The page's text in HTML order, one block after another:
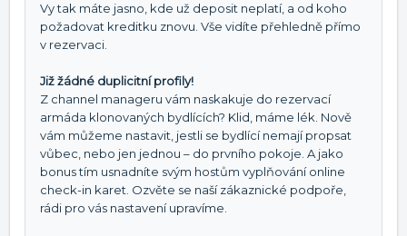
Vy tak máte jasno, kde už deposit neplatí, a od koho
požadovat kreditku znovu. Vše vidíte přehledně přímo
v rezervaci.
Již žádné duplicitní profily!
Z channel manageru vám naskakuje do rezervací
armáda klonovaných bydlících? Klid, máme lék. Nově
vám můžeme nastavit, jestli se bydlící nemají propsat
vůbec, nebo jen jednou – do prvního pokoje. A jako
bonus tím usnadníte svým hostům vyplňování online
check-in karet. Ozvěte se naší zákaznické podpoře,
rádi pro vás nastavení upravíme.